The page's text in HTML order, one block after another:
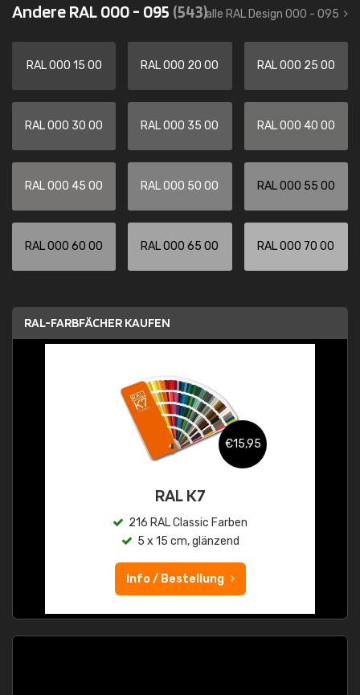
Andere RAL 000 - 095 (543)alle RAL Design 000 - 095
RAL 000 15 00 RAL 000 20 00 RAL 000 25 00
RAL 000 30 00 RAL 000 35 00 RAL 000 40 00
RAL 000 45 00 RAL 000 50 00 RAL 000 55 00
RAL 000 60 00 RAL 000 65 00 RAL 000 70 00
RAL-FARBFÄCHER KAUFEN
€15,95
RAL K7
216 RAL Classic Farben
5 x 15 cm, glänzend
Info / Bestellung